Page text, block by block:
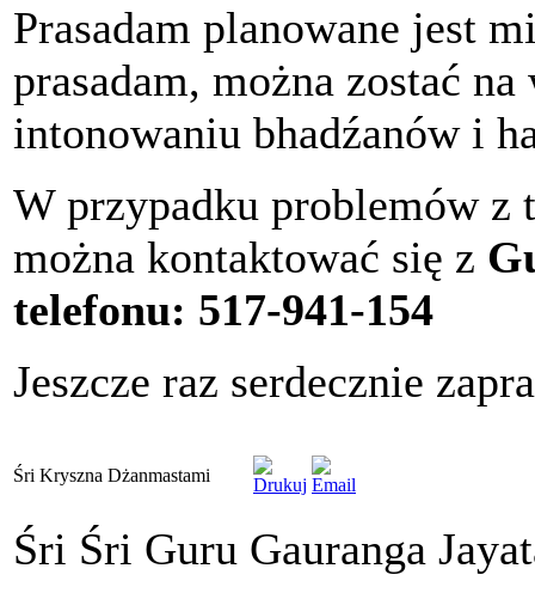
Prasadam planowane jest
prasadam, można zostać
intonowaniu bhadźanów i
W przypadku problemów
można kontaktować się z
telefonu: 517-941-154
Jeszcze raz serdecznie
Śri Kryszna Dżanmastami
Śri Śri Guru Gauranga